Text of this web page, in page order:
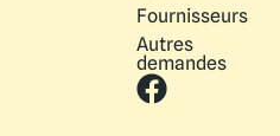
Fournisseurs
Autres
demandes